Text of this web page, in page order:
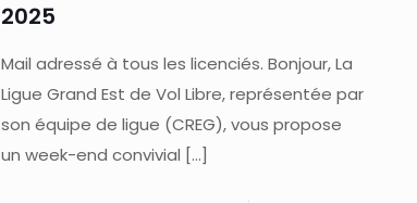
2025
Mail adressé à tous les licenciés. Bonjour, La
Ligue Grand Est de Vol Libre, représentée par
son équipe de ligue (CREG), vous propose
un week-end convivial […]